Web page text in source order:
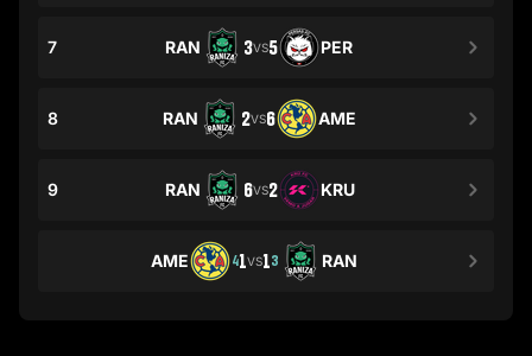
7 RAN 3VS5 PER
8 RAN 2VS6 AME
9 RAN 6VS2 KRU
AME 41VS13 RAN